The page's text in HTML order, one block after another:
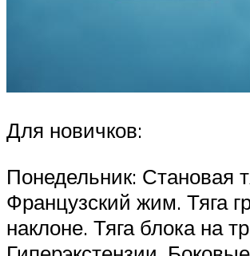
Для новичков:
Понедельник: Становая
Французский жим. Тяга
наклоне. Тяга блока на